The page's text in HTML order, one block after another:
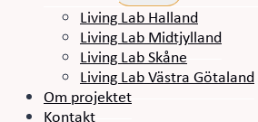
menu
Living Lab Halland
Living Lab Midtjylland
Living Lab Skåne
Living Lab Västra Götaland
Om projektet
Kontakt